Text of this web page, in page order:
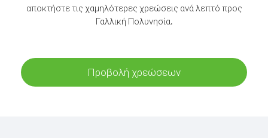
αποκτήστε τις χαμηλότερες χρεώσεις ανά λεπτό προς
Γαλλική Πολυνησία.
Προβολή χρεώσεων